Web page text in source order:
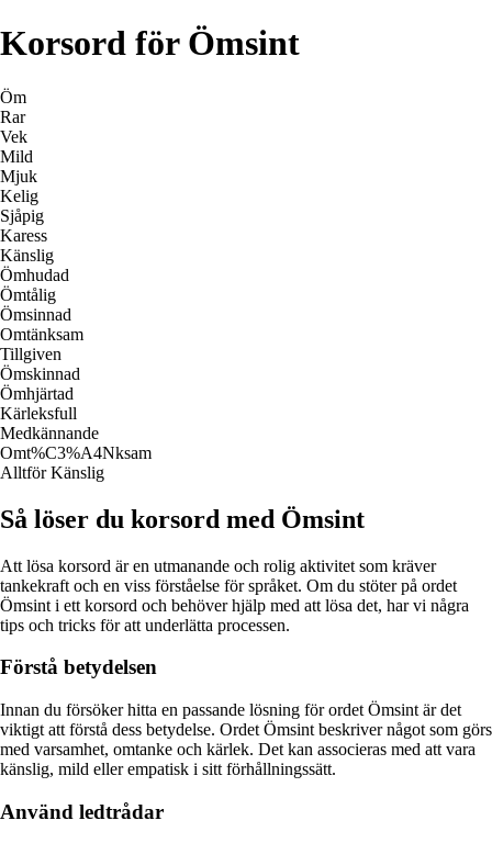
Korsord för Ömsint
Öm
Rar
Vek
Mild
Mjuk
Kelig
Sjåpig
Karess
Känslig
Ömhudad
Ömtålig
Ömsinnad
Omtänksam
Tillgiven
Ömskinnad
Ömhjärtad
Kärleksfull
Medkännande
Omt%C3%A4Nksam
Alltför Känslig
Så löser du korsord med Ömsint
Att lösa korsord är en utmanande och rolig aktivitet som kräver
tankekraft och en viss förståelse för språket. Om du stöter på ordet
Ömsint i ett korsord och behöver hjälp med att lösa det, har vi några
tips och tricks för att underlätta processen.
Förstå betydelsen
Innan du försöker hitta en passande lösning för ordet Ömsint är det
viktigt att förstå dess betydelse. Ordet Ömsint beskriver något som görs
med varsamhet, omtanke och kärlek. Det kan associeras med att vara
känslig, mild eller empatisk i sitt förhållningssätt.
Använd ledtrådar